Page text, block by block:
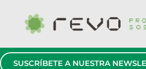
SUSCRÍBETE A NUESTRA